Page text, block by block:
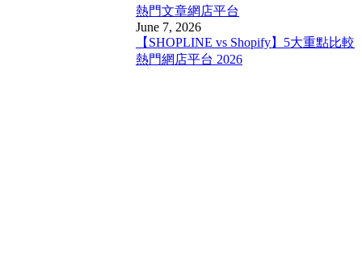
熱門文章網店平台
June 7, 2026
【SHOPLINE vs Shopify】5大重點比較
熱門網店平台 2026